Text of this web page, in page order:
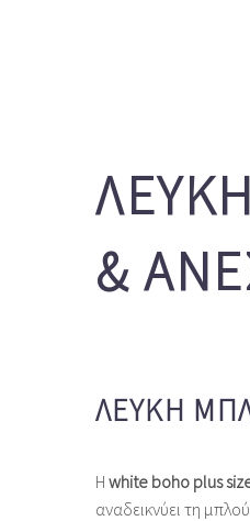
&
ΛΕΥΚΉ
Η white boho plus
αναδεικνύει τη